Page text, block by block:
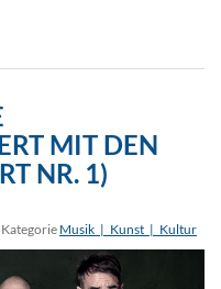
MIT DEN
NR. 1)
Musik_|_Kunst_|_Kultur